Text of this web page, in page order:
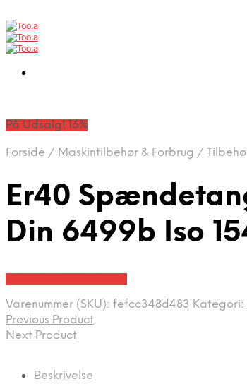
På Udsalg! 16%
Forside / Maskintilbehør & Forbrug /
Er40
Din 6499b Iso
Varenummer (SKU): fefcc348d483 Kategori:
Previous Product
Next Product
Beskrivelse